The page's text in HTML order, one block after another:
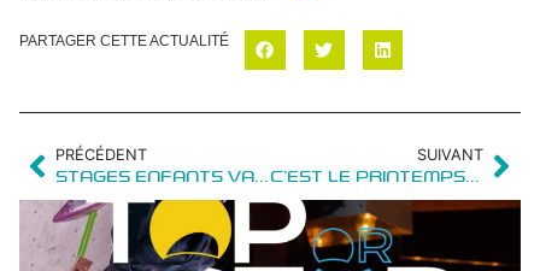
PARTAGER CETTE ACTUALITÉ
PRÉCÉDENT
STAGES ENFANTS VACANCES D’HIVER : 9 ET 10 FÉVRIER
SUIVANT
C’EST LE PRINTEMPS CHEZ BLOC ZONE !